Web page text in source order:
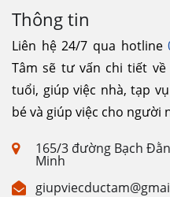
Thông tin
Liên hệ 24/7 qua hotline
Tâm sẽ tư vấn chi tiết
tuổi, giúp việc nhà, tạp
bé và giúp việc cho người
165/3 đường Bạch
Minh